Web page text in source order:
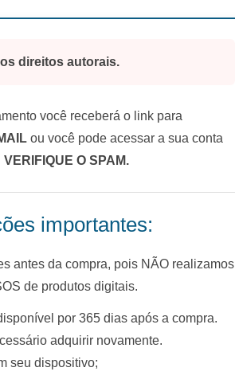
direitos autorais.
você receberá o link para
ou você pode acessar a sua conta
VERIFIQUE O SPAM.
importantes:
antes da compra, pois NÃO realizamos
de produtos digitais.
por 365 dias após a compra.
adquirir novamente.
seu dispositivo;